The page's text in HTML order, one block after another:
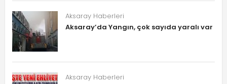
Aksaray Haberleri
Aksaray’da Yangın, çok sayıda yaralı var
Aksaray Haberleri